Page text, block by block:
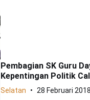
Pembagian SK Guru
Kepentingan Politik
Selatan 28 Februari 2018